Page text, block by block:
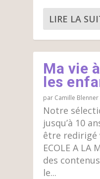
LIRE LA
Ma vie
les
par Camille Blenner
Notre
jusqu’à 10
être redirigé
ECOLE A LA
des
le...